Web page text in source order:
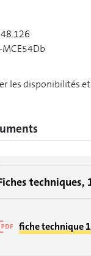
les disponibilités
techniques,
fiche technique 1